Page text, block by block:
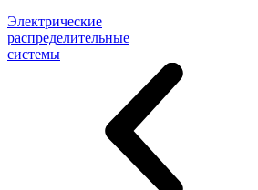
Электрические
распределительные
системы